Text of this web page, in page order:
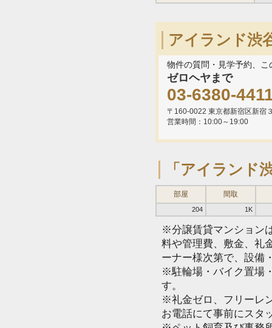
アイランド渋
物件の質問・見学予約、
ゼロヘヤまで
03-6380-
〒160-0022 東京都新宿区新宿
営業時間：10:00～19:00
「アイランド
部屋 間取
204 1K
※分譲賃貸マンション
料や管理費、敷金、礼
ーナー様次第で、設備
※駐輪場・バイク置場
す。
※礼金ゼロ、フリーレ
お電話にて事前にスタ